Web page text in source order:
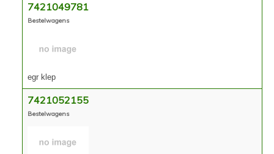
7421049781
Bestelwagens
egr klep
7421052155
Bestelwagens